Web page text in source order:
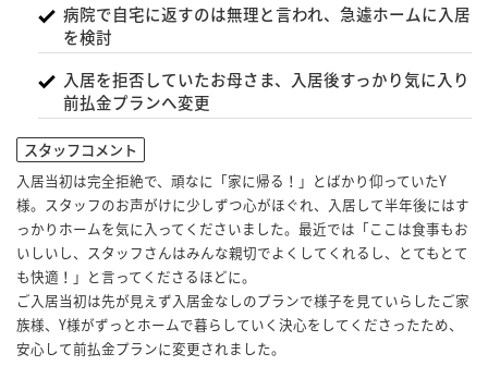
病院で自宅に返すのは無理と言われ、急遽ホームに入居
を検討
入居を拒否していたお母さま、入居後すっかり気に入り
前払金プランへ変更
スタッフコメント
入居当初は完全拒絶で、頑なに「家に帰る！」とばかり仰っていたY
様。スタッフのお声がけに少しずつ心がほぐれ、入居して半年後にはす
っかりホームを気に入ってくださいました。最近では「ここは食事もお
いしいし、スタッフさんはみんな親切でよくしてくれるし、とてもとて
も快適！」と言ってくださるほどに。
ご入居当初は先が見えず入居金なしのプランで様子を見ていらしたご家
族様、Y様がずっとホームで暮らしていく決心をしてくださったため、
安心して前払金プランに変更されました。